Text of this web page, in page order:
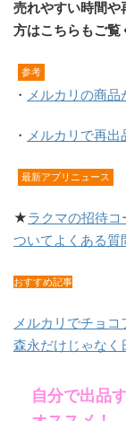
売れやすい時間や
方はこちらもご覧
参考
・ メルカリの商
・ メルカリで再出
最新アプリニュース
★ラクマの招待
ついてよくある質
おすすめ記事
メルカリでチョ
森永だけじゃなく
自分で出品